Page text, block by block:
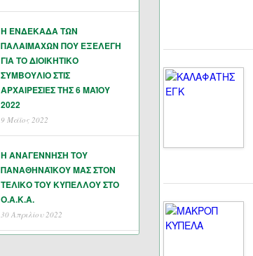
Η ΕΝΔΕΚΑΔΑ ΤΩΝ
ΠΑΛΑΙΜΑΧΩΝ ΠΟΥ ΕΞΕΛΕΓΗ
ΓΙΑ ΤΟ ΔΙΟΙΚΗΤΙΚΟ
ΣΥΜΒΟΥΛΙΟ ΣΤΙΣ
ΑΡΧΑΙΡΕΣΙΕΣ ΤΗΣ 6 ΜΑΊΟΥ
2022
9 Μάϊος 2022
Η ΑΝΑΓΕΝΝΗΣΗ ΤΟΥ
ΠΑΝΑΘΗΝΑΪΚΟΥ ΜΑΣ ΣΤΟΝ
ΤΕΛΙΚΟ ΤΟΥ ΚΥΠΕΛΛΟΥ ΣΤΟ
Ο.Α.Κ.Α.
30 Απριλίου 2022